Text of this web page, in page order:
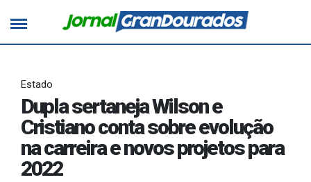
Estado
Dupla sertaneja Wilson e
Cristiano conta sobre evolução
na carreira e novos projetos para
2022